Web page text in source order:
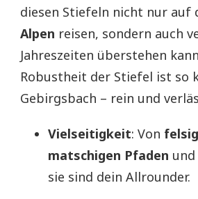
diesen Stiefeln nicht nur auf
Alpen reisen, sondern auch
Jahreszeiten überstehen
Robustheit der Stiefel ist so
Gebirgsbach – rein und
Vielseitigkeit: Von
matschigen Pfaden
sie sind dein Allrounder.